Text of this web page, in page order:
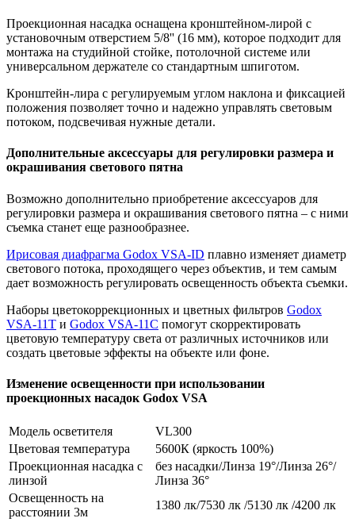
Проекционная насадка оснащена кронштейном-лирой с
установочным отверстием 5/8'' (16 мм), которое подходит для
монтажа на студийной стойке, потолочной системе или
универсальном держателе со стандартным шпиготом.
Кронштейн-лира с регулируемым углом наклона и фиксацией
положения позволяет точно и надежно управлять световым
потоком, подсвечивая нужные детали.
Дополнительные аксессуары для регулировки размера и
окрашивания светового пятна
Возможно дополнительно приобретение аксессуаров для
регулировки размера и окрашивания светового пятна – с ними
съемка станет еще разнообразнее.
Ирисовая диафрагма Godox VSA-ID плавно изменяет диаметр
светового потока, проходящего через объектив, и тем самым
дает возможность регулировать освещенность объекта съемки.
Наборы цветокоррекционных и цветных фильтров Godox
VSA-11T и Godox VSA-11C помогут скорректировать
цветовую температуру света от различных источников или
создать цветовые эффекты на объекте или фоне.
Изменение освещенности при использовании
проекционных насадок Godox VSA
Модель осветителя
VL300
Цветовая температура
5600К (яркость 100%)
Проекционная насадка с
линзой
без насадки/Линза 19°/Линза 26°/
Линза 36°
Освещенность на
расстоянии 3м
1380 лк/7530 лк /5130 лк /4200 лк